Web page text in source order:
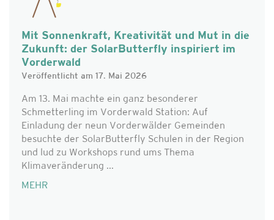
Mit Sonnenkraft, Kreativität und Mut in die
Zukunft: der SolarButterfly inspiriert im
Vorderwald
Veröffentlicht am 17. Mai 2026
Am 13. Mai machte ein ganz besonderer
Schmetterling im Vorderwald Station: Auf
Einladung der neun Vorderwälder Gemeinden
besuchte der SolarButterfly Schulen in der Region
und lud zu Workshops rund ums Thema
Klimaveränderung ...
MEHR